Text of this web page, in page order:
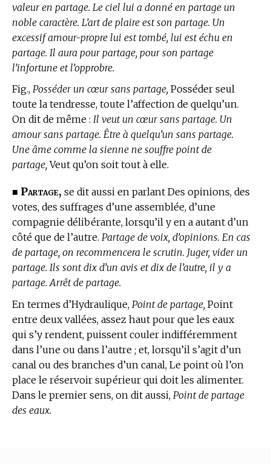
valeur en partage. Le ciel lui a donné en partage un
noble caractère. L’art de plaire est son partage. Un
excessif amour-propre lui est tombé, lui est échu en
partage. Il aura pour partage, pour son partage
l’infortune et l’opprobre.
Fig., Posséder un cœur sans partage, Posséder seul
toute la tendresse, toute l’affection de quelqu’un.
On dit de même : Il veut un cœur sans partage. Un
amour sans partage. Être à quelqu’un sans partage.
Une âme comme la sienne ne souffre point de
partage,Veut qu’on soit tout à elle.
■ Partage, se dit aussi en parlant Des opinions, des
votes, des suffrages d’une assemblée, d’une
compagnie délibérante, lorsqu’il y en a autant d’un
côté que de l’autre. Partage de voix, d’opinions. En cas
de partage, on recommencera le scrutin. Juger, vider un
partage. Ils sont dix d’un avis et dix de l’autre, il y a
partage. Arrêt de partage.
En termes d’Hydraulique, Point de partage, Point
entre deux vallées, assez haut pour que les eaux
qui s’y rendent, puissent couler indifféremment
dans l’une ou dans l’autre ; et, lorsqu’il s’agit d’un
canal ou des branches d’un canal, Le point où l’on
place le réservoir supérieur qui doit les alimenter.
Dans le premier sens, on dit aussi, Point de partage
des eaux.